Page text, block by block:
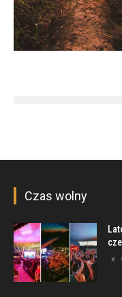
Czas wolny